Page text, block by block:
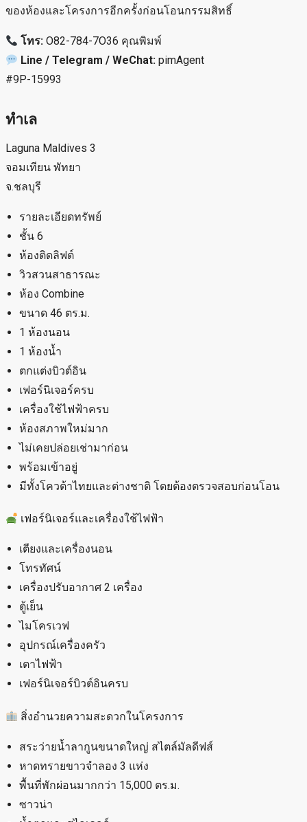
ของห้องและโครงการอีกครั้งก่อนโอนกรรมสิทธิ์
โทร: O82-784-7O36 คุณพิมพ์
Line / Telegram / WeChat: pimAgent
#9P-15993
ทำเล
Laguna Maldives 3
จอมเทียน พัทยา
จ.ชลบุรี
รายละเอียดทรัพย์
ชั้น 6
ห้องติดลิฟต์
วิวสวนสาธารณะ
ห้อง Combine
ขนาด 46 ตร.ม.
1 ห้องนอน
1 ห้องน้ำ
ตกแต่งบิวต์อิน
เฟอร์นิเจอร์ครบ
เครื่องใช้ไฟฟ้าครบ
ห้องสภาพใหม่มาก
ไม่เคยปล่อยเช่ามาก่อน
พร้อมเข้าอยู่
มีทั้งโควต้าไทยและต่างชาติ โดยต้องตรวจสอบก่อนโอน
เฟอร์นิเจอร์และเครื่องใช้ไฟฟ้า
เตียงและเครื่องนอน
โทรทัศน์
เครื่องปรับอากาศ 2 เครื่อง
ตู้เย็น
ไมโครเวฟ
อุปกรณ์เครื่องครัว
เตาไฟฟ้า
เฟอร์นิเจอร์บิวต์อินครบ
สิ่งอำนวยความสะดวกในโครงการ
สระว่ายน้ำลากูนขนาดใหญ่ สไตล์มัลดีฟส์
หาดทรายขาวจำลอง 3 แห่ง
พื้นที่พักผ่อนมากกว่า 15,000 ตร.ม.
ซาวน่า